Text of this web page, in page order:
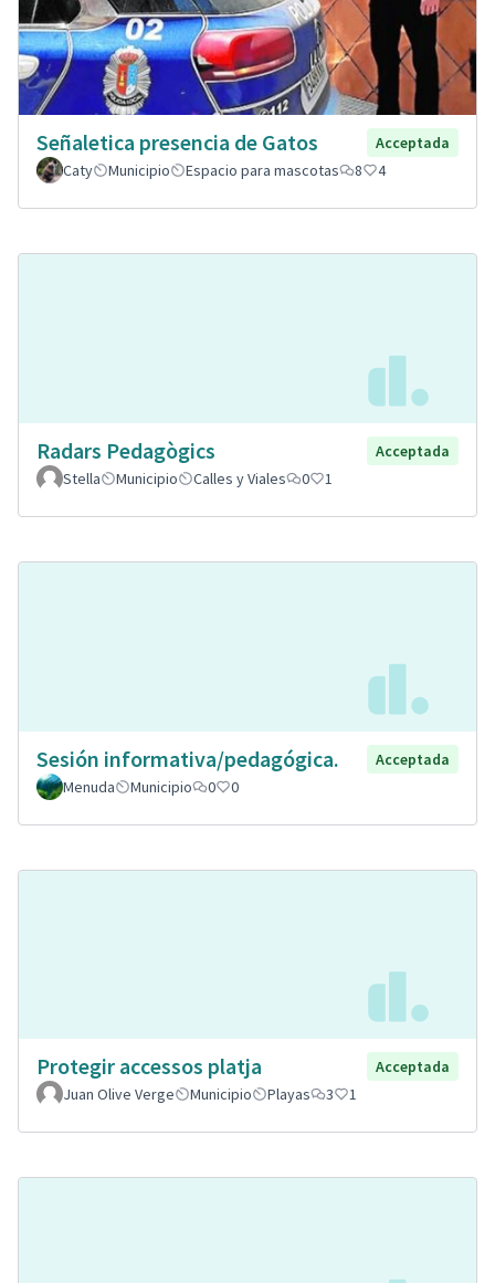
Señaletica presencia de Gatos
Acceptada
Caty
Municipio Espacio para mascotas 8 4
Radars Pedagògics
Acceptada
Stella
Municipio Calles y Viales 0 1
Sesión informativa/pedagógica.
Acceptada
Menuda
Municipio 0 0
Protegir accessos platja
Acceptada
Juan Olive Verge
Municipio Playas 3 1